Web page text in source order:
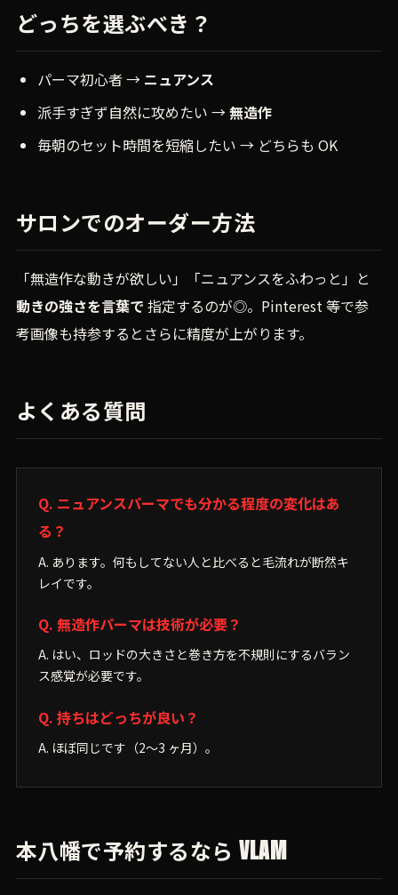
どっちを選ぶべき？
パーマ初心者 → ニュアンス
派手すぎず自然に攻めたい →無造作
毎朝のセット時間を短縮したい → どちらも OK
サロンでのオーダー方法
「無造作な動きが欲しい」「ニュアンスをふわっと」と
動きの強さを言葉で 指定するのが◎。Pinterest 等で参
考画像も持参するとさらに精度が上がります。
よくある質問
Q. ニュアンスパーマでも分かる程度の変化はあ
る？
A. あります。何もしてない人と比べると毛流れが断然キ
レイです。
Q. 無造作パーマは技術が必要？
A. はい、ロッドの大きさと巻き方を不規則にするバラン
ス感覚が必要です。
Q. 持ちはどっちが良い？
A. ほぼ同じです（2〜3 ヶ月）。
本八幡で予約するなら VLAM